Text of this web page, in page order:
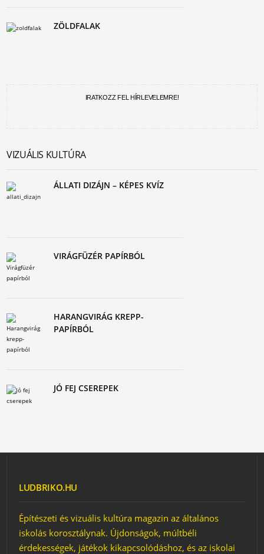
ZÖLDFALAK
IRATKOZZ FEL HÍRLEVELEMRE!
VIZUÁLIS KULTÚRA
ÁLLATI DIZÁJN – KÉPES KVÍZ
VIRÁGFÜZÉR PAPÍRBÓL
HARANGVIRÁG KREPP-
PAPÍRBÓL
JÓ FEJ CSEREPEK
LUDBRIKO.HU
Építészeti és vizuális kultúra magazin az általános
iskolás korosztálynak. Újdonságok, múltbéli
érdekességek, játékok kikapcsolódáshoz, és az iskolai